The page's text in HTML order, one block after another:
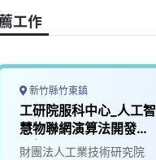
k工作
新竹縣竹東鎮
工研院服科中心_⼈⼯智
慧物聯網演算法開發⼯
程師(S300)
財團法人工業技術研究院